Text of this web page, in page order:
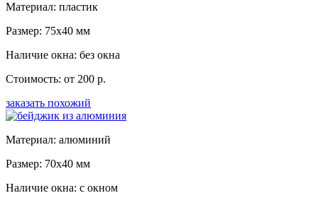
Материал: пластик
Размер: 75x40 мм
Наличие окна: без окна
Стоимость: от 200 р.
заказать похожий
Материал: алюминий
Размер: 70x40 мм
Наличие окна: с окном